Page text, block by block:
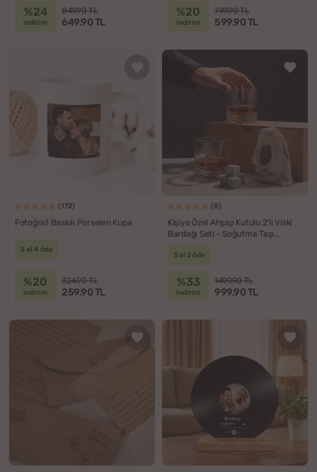
%24
indirim
849.90 TL
649.90 TL
%20
indirim
749.90 TL
599.90 TL
(172)
Fotoğraf Baskılı Porselen Kupa
5 al 4 öde
%20
indirim
324.90 TL
259.90 TL
(8)
Kişiye Özel Ahşap Kutulu 2'li Viski
Bardağı Seti - Soğutma Taşı
3 al 2 öde
%33
indirim
1499.90 TL
999.90 TL